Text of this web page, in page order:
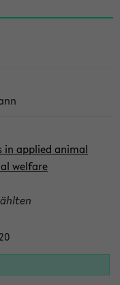
in applied animal
welfare